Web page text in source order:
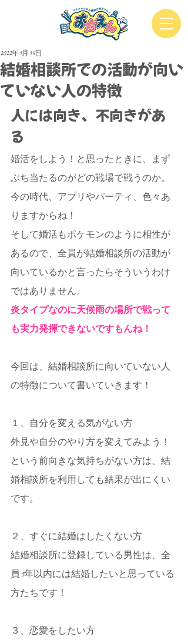
結婚相談所での活動が向い
ていない人の特徴
2022年1月14日
人には向き、不向きがあ
る
婚活をしよう！と思ったときに、まず
ぶち当たるのがどの戦場で戦うのか。
今の時代、アプリやパーティ、色々あ
りますからね！
そして婚活もポケモンのように相性が
あるので、全員が結婚相談所の活動が
向いているかと言ったらそういうわけ
ではありません。
炎タイプなのに天候雨の場所で戦って
も実力発揮できないですもんね！
今回は、結婚相談所に向いていない人
の特徴について書いていきます！
１、自分を変える気がない方
外見や自分のやり方を変えてみよう！
という前向きな気持ちがない方は、結
婚相談所を利用しても結果が出にくい
です。
２、すぐに結婚はしたくない方
結婚相談所に登録している男性は、全
員1年以内には結婚したいと思っている
方たちです！
３、恋愛をしたい方